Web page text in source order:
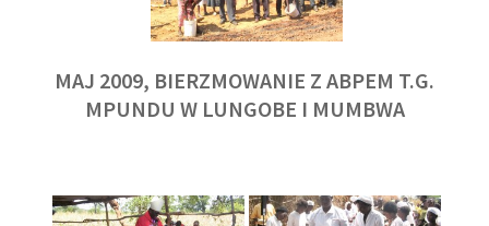
MAJ 2009, BIERZMOWANIE Z ABPEM T.G.
MPUNDU W LUNGOBE I MUMBWA